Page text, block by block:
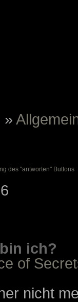
»
des "antworten" Buttons
ich?
of
nicht